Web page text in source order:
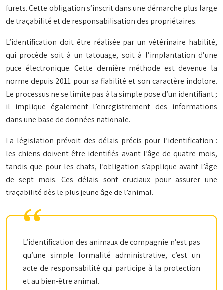
furets. Cette obligation s’inscrit dans une démarche plus large
de traçabilité et de responsabilisation des propriétaires.
L’identification doit être réalisée par un vétérinaire habilité,
qui procède soit à un tatouage, soit à l’implantation d’une
puce électronique. Cette dernière méthode est devenue la
norme depuis 2011 pour sa fiabilité et son caractère indolore.
Le processus ne se limite pas à la simple pose d’un identifiant ;
il implique également l’enregistrement des informations
dans une base de données nationale.
La législation prévoit des délais précis pour l’identification :
les chiens doivent être identifiés avant l’âge de quatre mois,
tandis que pour les chats, l’obligation s’applique avant l’âge
de sept mois. Ces délais sont cruciaux pour assurer une
traçabilité dès le plus jeune âge de l’animal.
L’identification des animaux de compagnie n’est pas
qu’une simple formalité administrative, c’est un
acte de responsabilité qui participe à la protection
et au bien-être animal.